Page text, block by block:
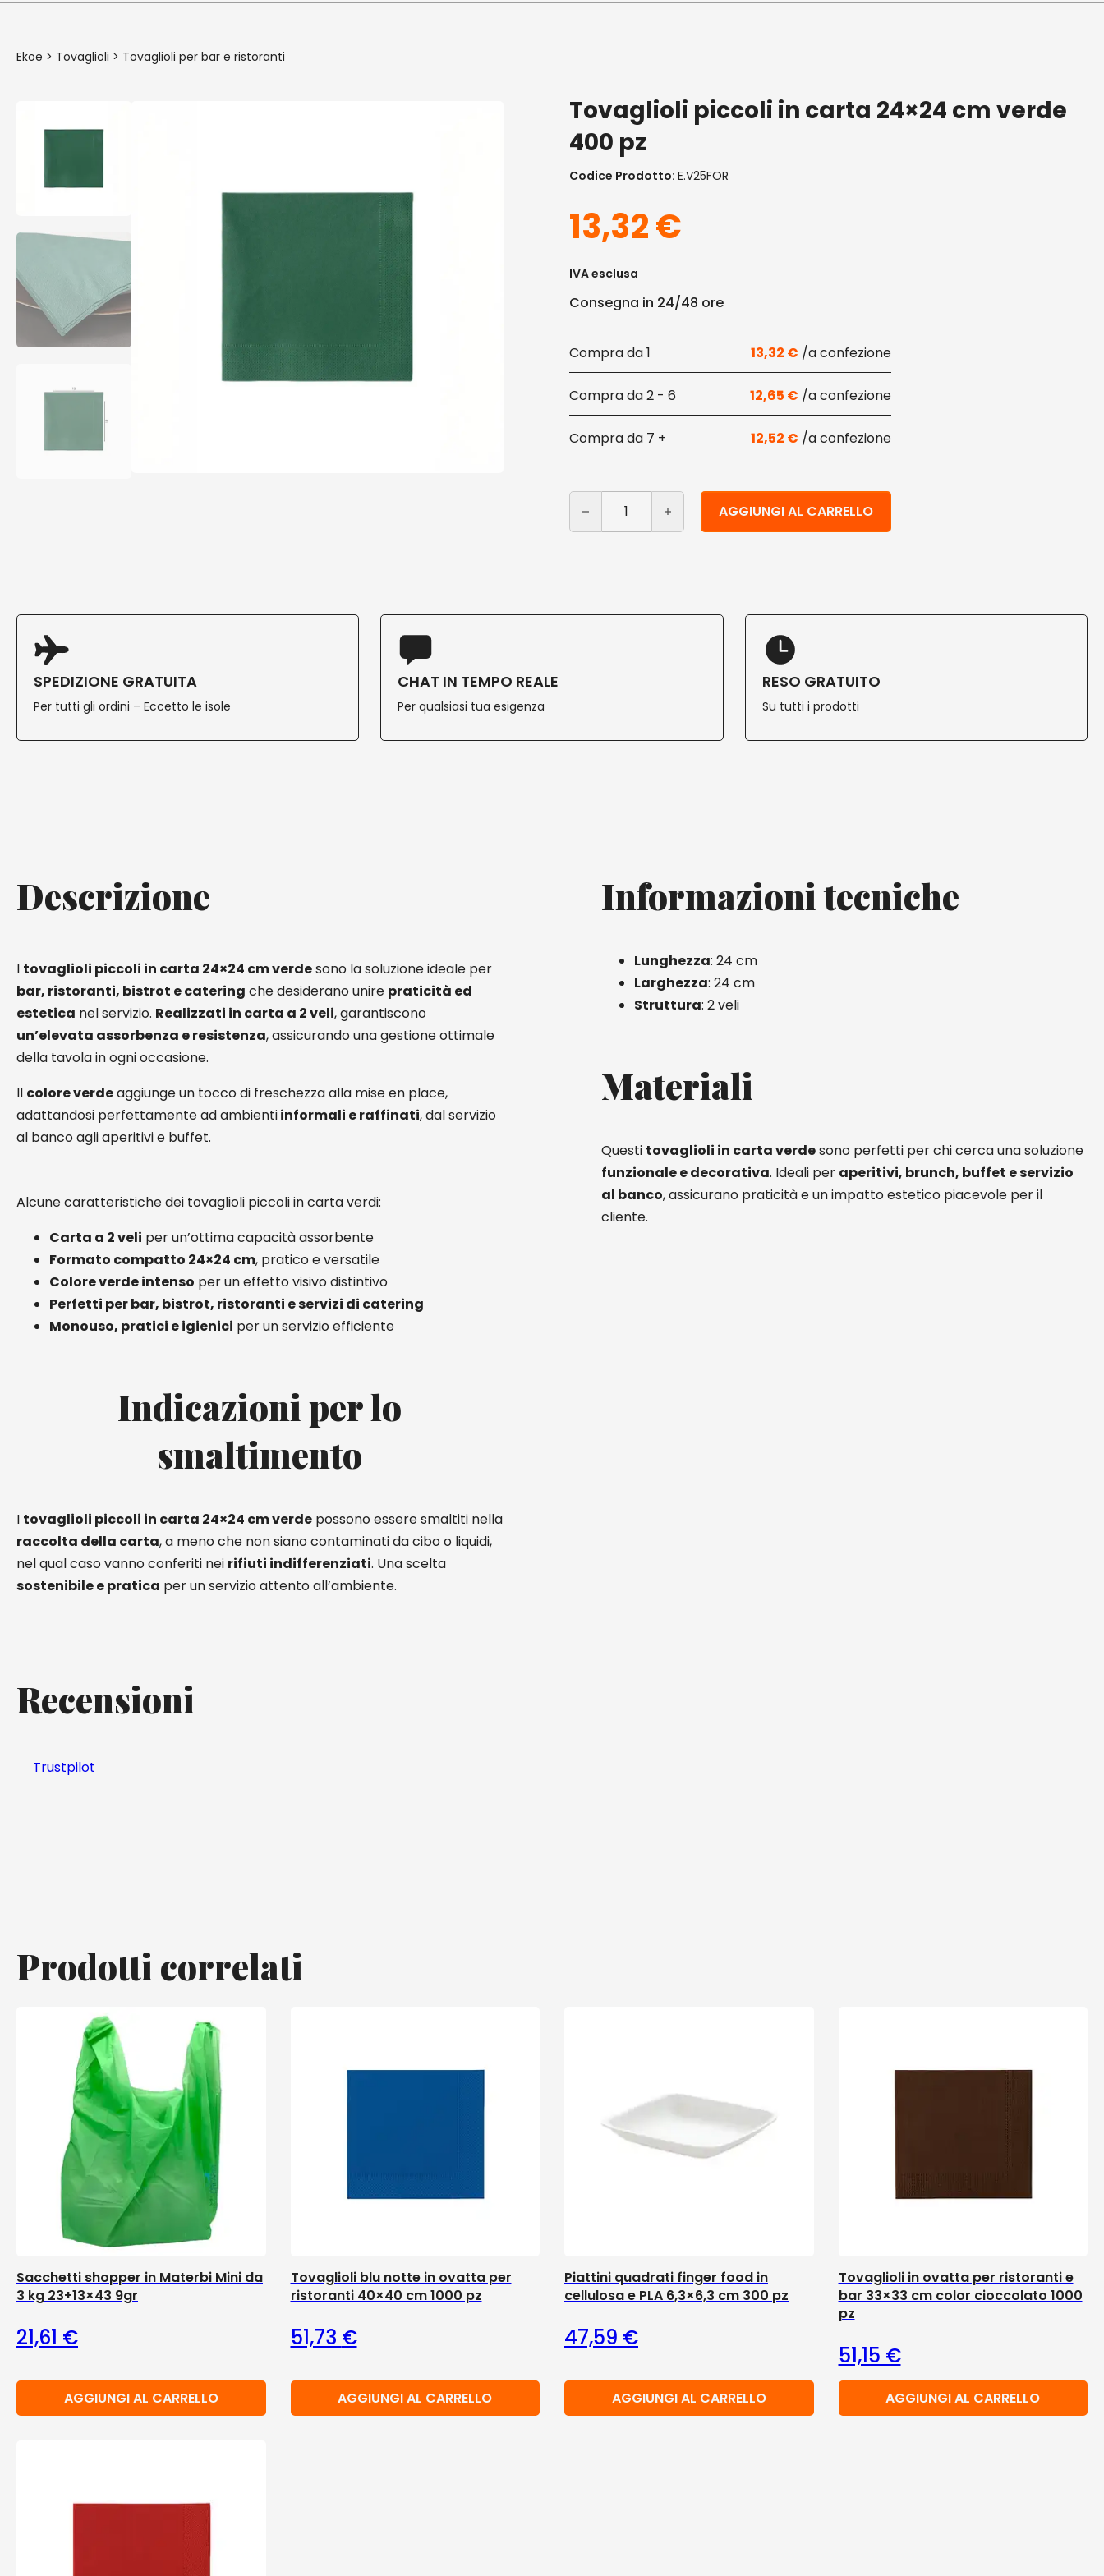
Ekoe > Tovaglioli > Tovaglioli per bar e ristoranti
Tovaglioli piccoli in carta 24×24 cm verde
400 pz
Codice Prodotto: E.V25FOR
13,32€
IVA esclusa
Consegna in 24/48 ore
1 13,32 €
2 - 6 12,65 €
7 + 12,52 €
Tovaglioli piccoli in carta 24x24 cm verde 400 pz quantità
AGGIUNGI AL CARRELLO
Alternative:
SPEDIZIONE GRATUITA
Per tutti gli ordini – Eccetto le isole
CHAT IN TEMPO REALE
Per qualsiasi tua esigenza
RESO GRATUITO
Su tutti i prodotti
Descrizione
I tovaglioli piccoli in carta 24×24 cm verdesono la soluzione ideale per
bar, ristoranti, bistrot e catering che desiderano unire praticità ed
estetica nel servizio. Realizzati in carta a 2 veli, garantiscono
un’elevata assorbenza e resistenza, assicurando una gestione ottimale
della tavola in ogni occasione.
Il colore verdeaggiunge un tocco di freschezza alla mise en place,
adattandosi perfettamente ad ambientiinformali e raffinati, dal servizio
al banco agli aperitivi e buffet.
Alcune caratteristiche dei tovaglioli piccoli in carta verdi:
Carta a 2 veli per un’ottima capacità assorbente
Formato compatto 24×24 cm, pratico e versatile
Colore verde intenso per un effetto visivo distintivo
Perfetti per bar, bistrot, ristoranti e servizi di catering
Monouso, pratici e igienici per un servizio efficiente
Indicazioni per lo
smaltimento
I tovaglioli piccoli in carta 24×24 cm verde possono essere smaltiti nella
raccolta della carta, a meno che non siano contaminati da cibo o liquidi,
nel qual caso vanno conferiti nei rifiuti indifferenziati. Una scelta
sostenibile e pratica per un servizio attento all’ambiente.
Informazioni tecniche
Lunghezza: 24 cm
Larghezza: 24 cm
Struttura: 2 veli
Materiali
Questi tovaglioli in carta verdesono perfetti per chi cerca una soluzione
funzionale e decorativa. Ideali per aperitivi, brunch, buffet e servizio
al banco, assicurano praticità e un impatto estetico piacevole per il
cliente.
Recensioni
Trustpilot
Prodotti correlati
Sacchetti shopper in Materbi Mini da
3 kg 23+13×43 9gr
21,61 €
AGGIUNGI AL CARRELLO
Tovaglioli blu notte in ovatta per
ristoranti 40×40 cm 1000 pz
51,73 €
AGGIUNGI AL CARRELLO
Piattini quadrati finger food in
cellulosa e PLA 6,3×6,3 cm 300 pz
47,59 €
AGGIUNGI AL CARRELLO
Tovaglioli in ovatta per ristoranti e
bar 33×33 cm color cioccolato 1000
pz
51,15 €
AGGIUNGI AL CARRELLO